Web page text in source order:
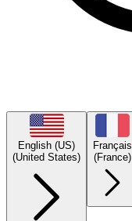
English (US)
(United States)
Français
(France)